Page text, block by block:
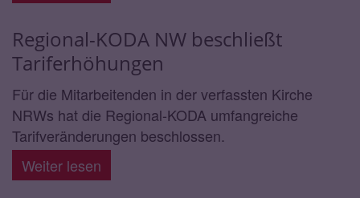
Regional-KODA NW beschließt
Tariferhöhungen
Für die Mitarbeitenden in der verfassten Kirche
NRWs hat die Regional-KODA umfangreiche
Tarifveränderungen beschlossen.
Weiter lesen